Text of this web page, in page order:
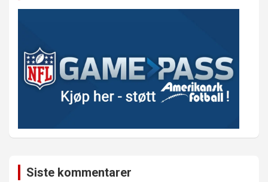
Siste kommentarer